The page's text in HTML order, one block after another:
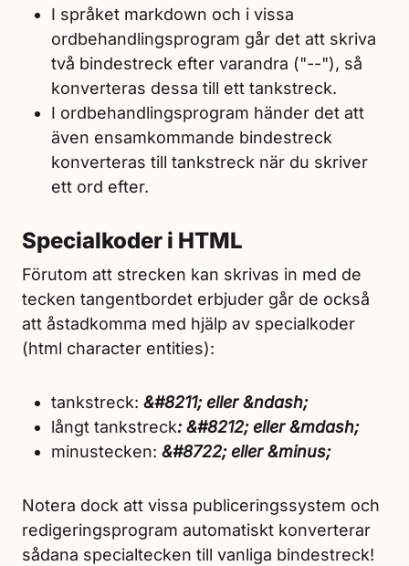
I språket markdown och i vissa
ordbehandlingsprogram går det att skriva
två bindestreck efter varandra ("--"), så
konverteras dessa till ett tankstreck.
I ordbehandlingsprogram händer det att
även ensamkommande bindestreck
konverteras till tankstreck när du skriver
ett ord efter.
Specialkoder i HTML
Förutom att strecken kan skrivas in med de
tecken tangentbordet erbjuder går de också
att åstadkomma med hjälp av specialkoder
(html character entities):
tankstreck: &#8211; eller &ndash;
långt tankstreck: &#8212; eller &mdash;
minustecken: &#8722; eller &minus;
Notera dock att vissa publiceringssystem och
redigeringsprogram automatiskt konverterar
sådana specialtecken till vanliga bindestreck!